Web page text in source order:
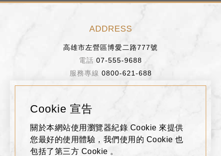
Cookie 宣告
關於本網站使用瀏覽器紀錄 Cookie 來提供
您最好的使用體驗，我們使用的 Cookie 也
包括了第三方 Cookie 。
ADDRESS
高雄市左營區博愛二路777號
07-555-9688
0800-621-688
週五、週六、假日前一天 11:00~22:30